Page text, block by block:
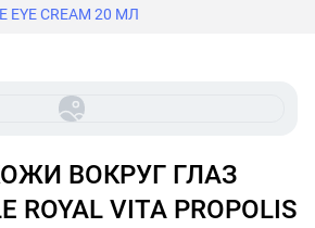
EYE CREAM 20 МЛ
ROYAL VITA PROPOLIS